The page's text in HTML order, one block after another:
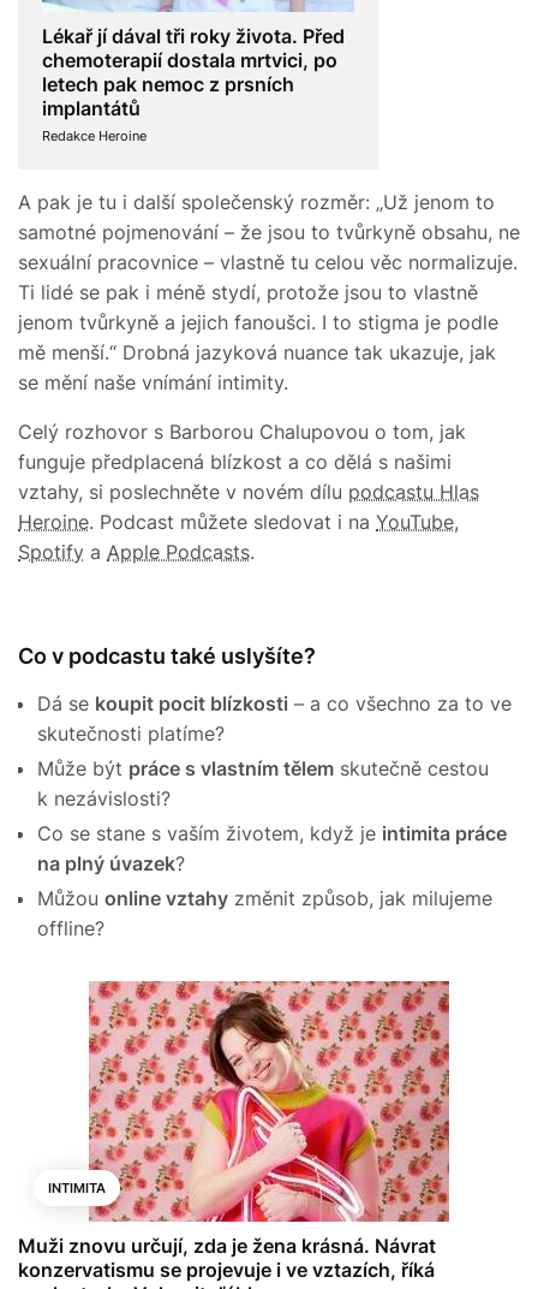
Lékař jí dával tři roky života. Před
chemoterapií dostala mrtvici, po
letech pak nemoc z prsních
implantátů
Redakce Heroine
A pak je tu i další společenský rozměr: „Už jenom to
samotné pojmenování – že jsou to tvůrkyně obsahu, ne
sexuální pracovnice – vlastně tu celou věc normalizuje.
Ti lidé se pak i méně stydí, protože jsou to vlastně
jenom tvůrkyně a jejich fanoušci. I to stigma je podle
mě menší.“ Drobná jazyková nuance tak ukazuje, jak
se mění naše vnímání intimity.
Celý rozhovor s Barborou Chalupovou o tom, jak
funguje předplacená blízkost a co dělá s našimi
vztahy, si poslechněte v novém dílu podcastu Hlas
Heroine. Podcast můžete sledovat i na YouTube,
Spotify a Apple Podcasts.
Co v podcastu také uslyšíte?
Dá se koupit pocit blízkosti – a co všechno za to ve
skutečnosti platíme?
Může být práce s vlastním tělem skutečně cestou
k nezávislosti?
Co se stane s vaším životem, když je intimita práce
na plný úvazek?
Můžou online vztahy změnit způsob, jak milujeme
offline?
INTIMITA
Muži znovu určují, zda je žena krásná. Návrat
konzervatismu se projevuje i ve vztazích, říká